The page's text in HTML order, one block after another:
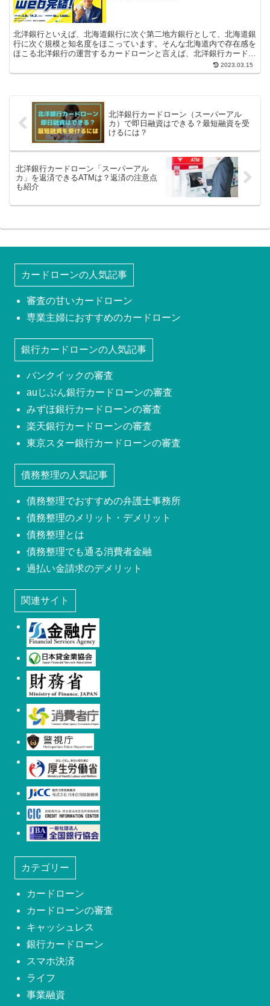
北洋銀行といえば、北海道銀行に次ぐ第二地方銀行として、北海道銀
行に次ぐ規模と知名度をほこっています。そんな北海道内で存在感を
ほこる北洋銀行の運営するカードローンと言えば、北洋銀行カードロ
2023.03.15
北洋銀行カードローン（スーパーアル
カ）で即日融資はできる？最短融資を受
けるには？
北洋銀行カードローン「スーパーアル
カ」を返済できるATMは？返済の注意点
も紹介
カードローンの人気記事
審査の甘いカードローン
専業主婦におすすめのカードローン
銀行カードローンの人気記事
バンクイックの審査
auじぶん銀行カードローンの審査
みずほ銀行カードローンの審査
楽天銀行カードローンの審査
東京スター銀行カードローンの審査
債務整理の人気記事
債務整理でおすすめの弁護士事務所
債務整理のメリット・デメリット
債務整理とは
債務整理でも通る消費者金融
過払い金請求のデメリット
関連サイト
カテゴリー
カードローン
カードローンの審査
キャッシュレス
銀行カードローン
スマホ決済
ライフ
事業融資